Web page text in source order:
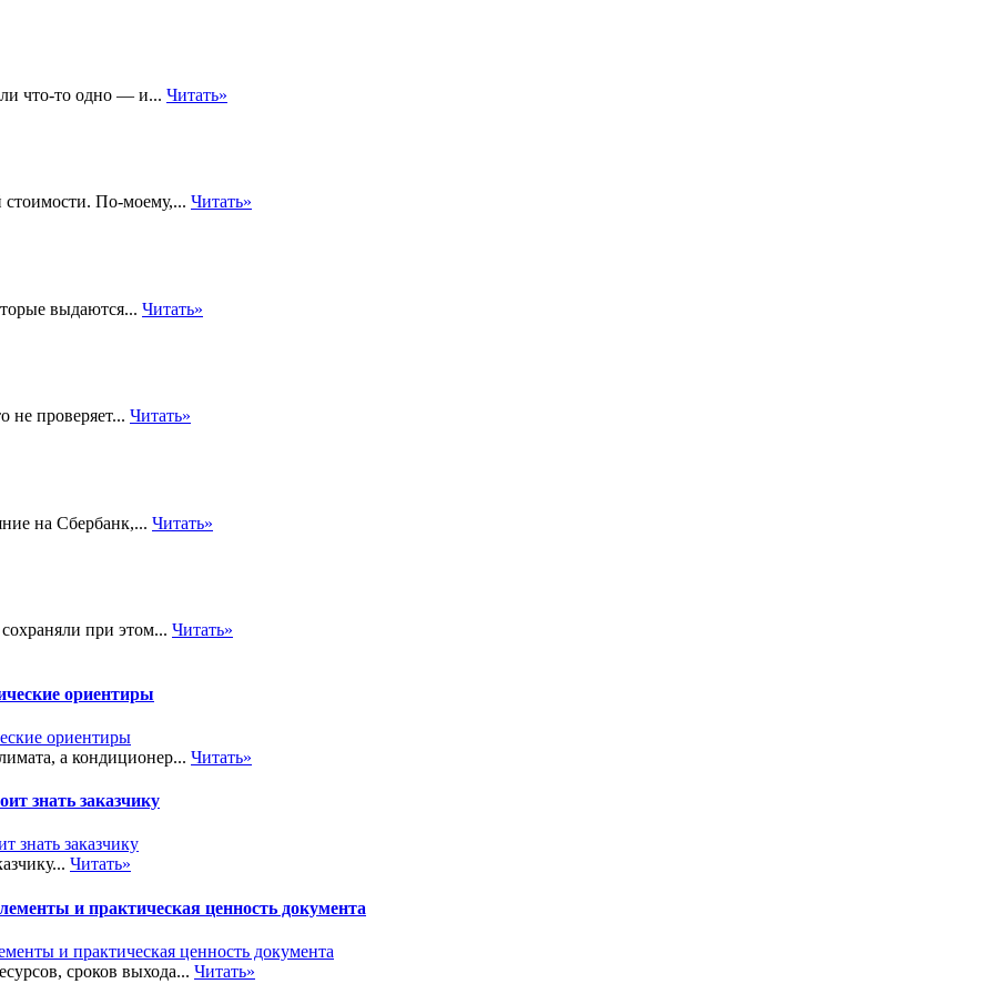
что-то одно — и... Читать»
стоимости. По-моему,... Читать»
выдаются... Читать»
не проверяет... Читать»
на Сбербанк,... Читать»
при этом... Читать»
ориентиры
а кондиционер... Читать»
знать заказчику
Читать»
и практическая ценность документа
сроков выхода... Читать»